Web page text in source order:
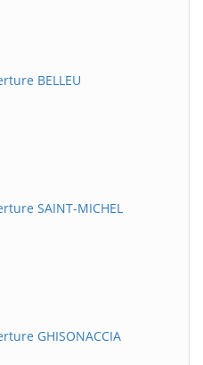
BELLEU
SAINT-MICHEL
GHISONACCIA